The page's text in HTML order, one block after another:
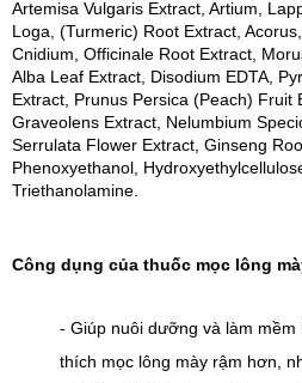
Artemisa Vulgaris Extract, Artium,
Loga, (Turmeric) Root Extract,
Cnidium, Officinale Root Extract,
Alba Leaf Extract, Disodium EDTA,
Extract, Prunus Persica (Peach) Fruit
Graveolens Extract, Nelumbium
Serrulata Flower Extract, Ginseng
Phenoxyethanol,
Triethanolamine.
Công dụng của thuốc mọc lông
- Giúp nuôi dưỡng và làm mềm
thích mọc lông mày rậm hơn,